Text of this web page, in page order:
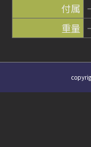
付属
重量